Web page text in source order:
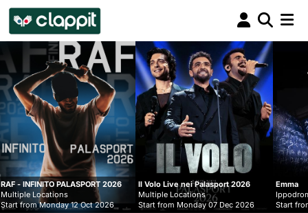
Clappit
biglietteria
PALASPORT 2026
12 Oct 2026
Il Volo Live nei Palasport 2026
Multiple Locations
Start from Monday 07 Dec 2026
Emma
Ippodromo Snai -
Start from